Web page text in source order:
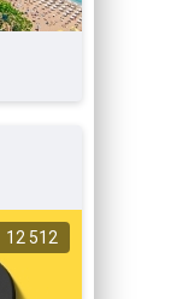
12 512